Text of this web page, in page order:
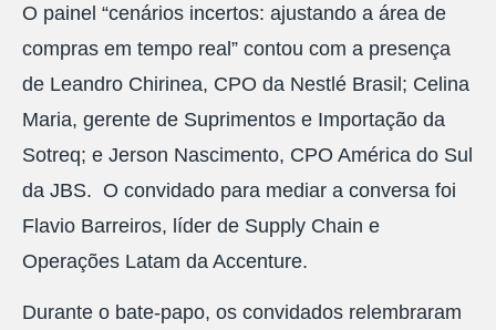
O painel “cenários incertos: ajustando a área de
compras em tempo real” contou com a presença
de Leandro Chirinea, CPO da Nestlé Brasil; Celina
Maria, gerente de Suprimentos e Importação da
Sotreq; e Jerson Nascimento, CPO América do Sul
da JBS. O convidado para mediar a conversa foi
Flavio Barreiros, líder de Supply Chain e
Operações Latam da Accenture.
Durante o bate-papo, os convidados relembraram